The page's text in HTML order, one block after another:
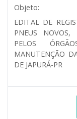
Objeto:
EDITAL DE
PNEUS NOVOS,
PELOS
MANUTENÇÃO
DE JAPURÁ-PR